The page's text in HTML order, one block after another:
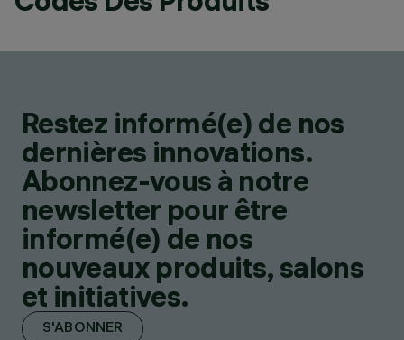
Restez informé(e) de nos
dernières innovations.
Abonnez-vous à notre
newsletter pour être
informé(e) de nos
nouveaux produits, salons
et initiatives.
S'ABONNER